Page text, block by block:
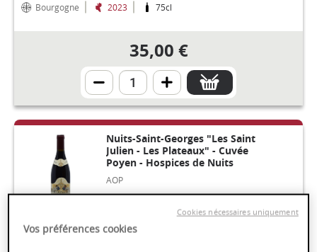
Bourgogne 2023 75cl
35,00 €
Nuits-Saint-Georges "Les Saint
Julien - Les Plateaux" - Cuvée
Poyen - Hospices de Nuits
AOP
Bourgogne 2020
Vos préférences cookies
Cookies nécessaires uniquement